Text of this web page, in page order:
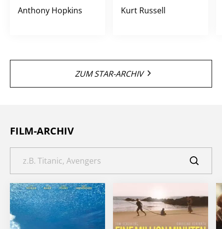
Anthony Hopkins Kurt Russell
ZUM STAR-ARCHIV
FILM-ARCHIV